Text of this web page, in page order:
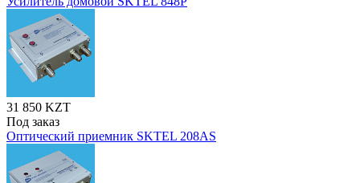
31 850 KZT
Под заказ
Оптический приемник SKTEL 208AS